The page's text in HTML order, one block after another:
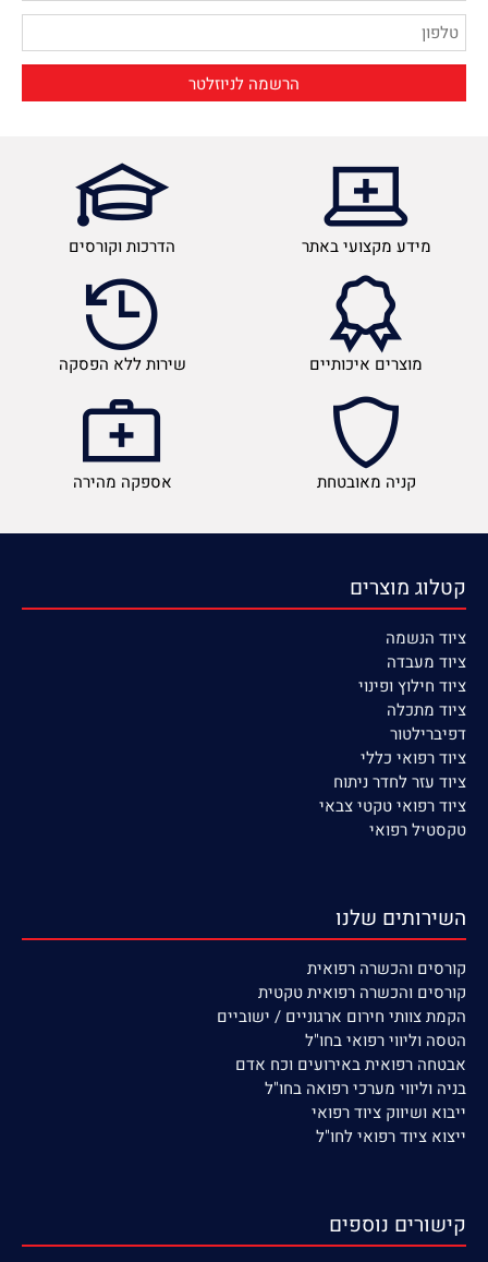
מידע מקצועי באתר הדרכות וקורסים
מוצרים איכותיים שירות ללא הפסקה
קניה מאובטחת אספקה מהירה
קטלוג מוצרים
ציוד הנשמה
ציוד מעבדה
ציוד חילוץ ופינוי
ציוד מתכלה
דפיברילטור
ציוד רפואי כללי
ציוד עזר לחדר ניתוח
ציוד רפואי טקטי צבאי
טקסטיל רפואי
השירותים שלנו
קורסים והכשרה רפואית
קורסים והכשרה רפואית טקטית
הקמת צוותי חירום ארגוניים / ישוביים
הטסה וליווי רפואי בחו"ל
אבטחה רפואית באירועים וכח אדם
בניה וליווי מערכי רפואה בחו"ל
ייבוא ושיווק ציוד רפואי
ייצוא ציוד רפואי לחו"ל
קישורים נוספים